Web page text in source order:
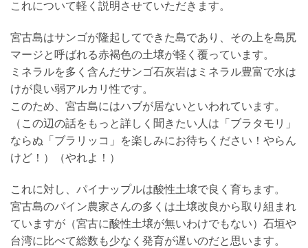
これについて軽く説明させていただきます。
宮古島はサンゴが隆起してできた島であり、その上を島尻
マージと呼ばれる赤褐色の土壌が軽く覆っています。
ミネラルを多く含んだサンゴ石灰岩はミネラル豊富で水は
けが良い弱アルカリ性です。
このため、宮古島にはハブが居ないといわれています。
（この辺の話をもっと詳しく聞きたい人は「ブラタモリ」
ならぬ「ブラリッコ」を楽しみにお待ちください！やらん
けど！）（やれよ！）
これに対し、パイナップルは酸性土壌で良く育ちます。
宮古島のパイン農家さんの多くは土壌改良から取り組まれ
ていますが（宮古に酸性土壌が無いわけでもない）石垣や
台湾に比べて総数も少なく発育が遅いのだと思います。